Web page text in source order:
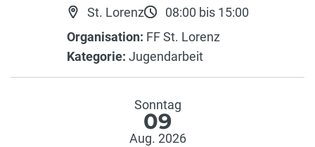
St. Lorenz
08:00 bis 15:00
Organisation: FF St. Lorenz
Kategorie: Jugendarbeit
Sonntag
09
Aug. 2026